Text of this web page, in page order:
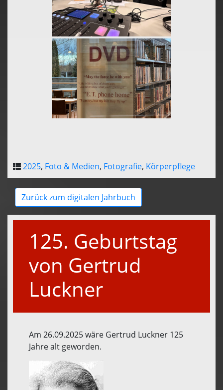
2025, Foto & Medien, Fotografie, Körperpflege
Zurück zum digitalen Jahrbuch
125. Geburtstag
von Gertrud
Luckner
Am 26.09.2025 wäre Gertrud Luckner 125
Jahre alt geworden.